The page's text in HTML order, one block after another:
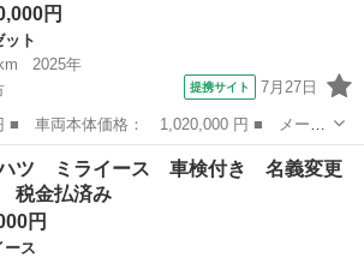
円
ット
2025年
提携サイト 7月27日
名： ハイゼットトラック ■ グレード
排気量： 660cc ■ ドア枚数： 2D ■ ...
イゼット
ツ ミライース 車検付き 名義変更
税金払済み
円
ース